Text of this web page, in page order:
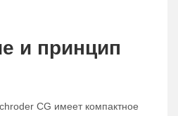
и принцип
CG имеет компактное